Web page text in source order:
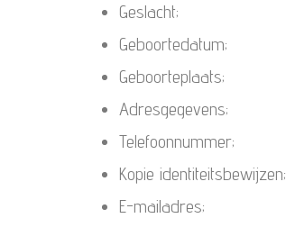
Geslacht;
Geboortedatum;
Geboorteplaats;
Adresgegevens;
Telefoonnummer;
Kopie identiteitsbewijzen;
E-mailadres;